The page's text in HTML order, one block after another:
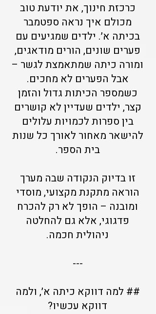
כרכזת חינוך, את יודעת טוב
מכולם איך נראה ספטמבר
בכיתה א׳. ילדים שמגיעים עם
פערים שונים, הורים מודאגים,
ומורה כיתה שמתאמצת לגשר –
אבל הפערים לא מחכים.
כשמספר הכיתות גדול והזמן
קצר, ילדים שעדיין לא קושרים
בין ספרות לכמויות עלולים
להישאר מאחור לאורך כל שנות
בית הספר.
זו בדיוק הנקודה שבה מערך
הוראה מתקנת מקצועי, מוסדי
ומובנה – הופך לא רק להכרח
פדגוגי, אלא גם להחלטה
ניהולית חכמה.
---
## למה דווקא כיתה א׳, ולמה
דווקא עכשיו?